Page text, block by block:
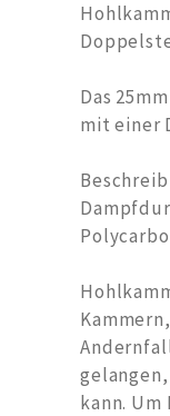
Das
mit einer
kann.